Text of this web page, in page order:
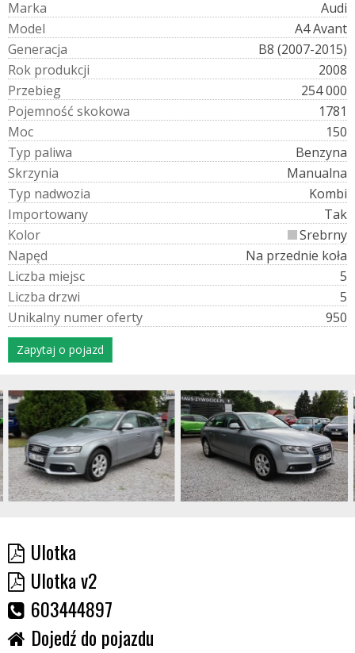
Marka
Audi
Model
A4 Avant
Generacja
B8 (2007-2015)
Rok produkcji
2008
Przebieg
254 000
Pojemność skokowa
1781
Moc
150
Typ paliwa
Benzyna
Skrzynia
Manualna
Typ nadwozia
Kombi
Importowany
Tak
Kolor
Srebrny
Napęd
Na przednie koła
Liczba miejsc
5
Liczba drzwi
5
Unikalny numeroferty 950
Zapytaj o pojazd
Ulotka
Ulotka v2
603444897
Dojedź do pojazdu